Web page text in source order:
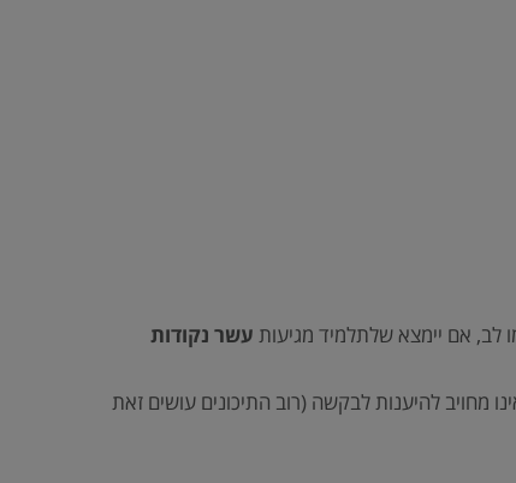
אם יימצא שלתלמיד מגיעות עשר נקודות
להיענות לבקשה (רוב התיכונים עושים זאת